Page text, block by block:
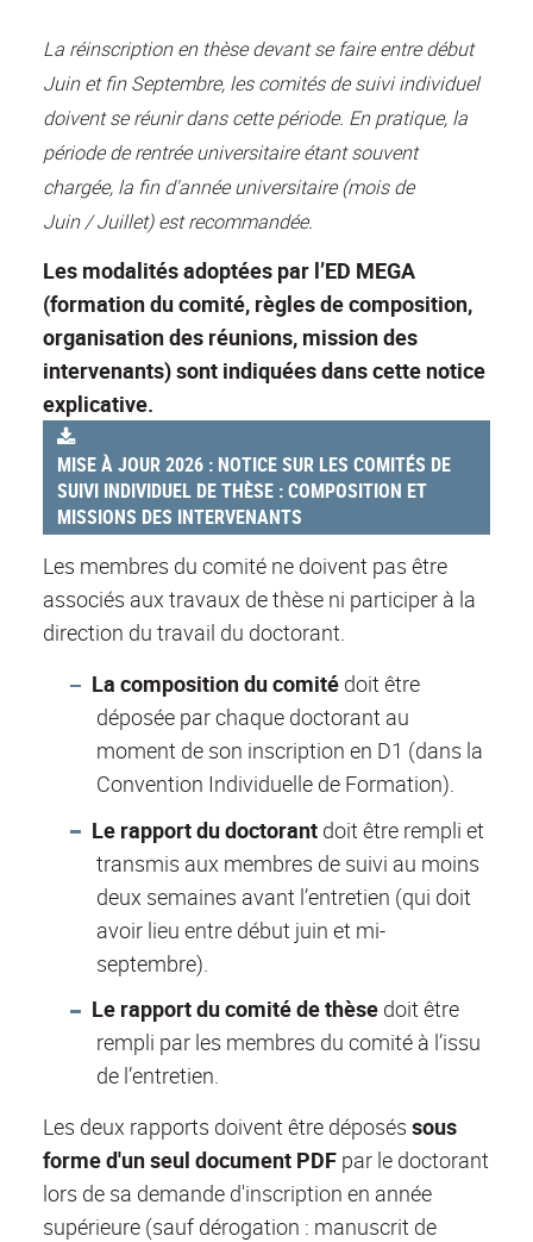
La réinscription en thèse devant se faire entre début
Juin et fin Septembre, les comités de suivi individuel
doivent se réunir dans cette période. En pratique, la
période de rentrée universitaire étant souvent
chargée, la fin d'année universitaire (mois de
Juin / Juillet) est recommandée.
Les modalités adoptées par l’ED MEGA
(formation du comité, règles de composition,
organisation des réunions, mission des
intervenants) sont indiquées dans cette notice
explicative.
MISE À JOUR 2026 : NOTICE SUR LES COMITÉS DE
SUIVI INDIVIDUEL DE THÈSE : COMPOSITION ET
MISSIONS DES INTERVENANTS
Les membres du comité ne doivent pas être
associés aux travaux de thèse ni participer à la
direction du travail du doctorant.
La composition du comitédoit être
déposée par chaque doctorant au
moment de son inscription en D1 (dans la
Convention Individuelle de Formation).
Le rapport du doctorantdoit être rempli et
transmis aux membres de suivi au moins
deux semaines avant l’entretien (qui doit
avoir lieu entre début juin et mi-
septembre).
Le rapport du comité de thèsedoit être
rempli par les membres du comité à l’issu
de l’entretien.
Les deux rapports doivent être déposés sous
forme d'un seul document PDF par le doctorant
lors de sa demande d'inscription en année
supérieure (sauf dérogation : manuscrit de